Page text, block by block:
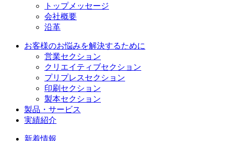
トップメッセージ
会社概要
沿革
お客様のお悩みを解決するために
営業セクション
クリエイティブセクション
プリプレスセクション
印刷セクション
製本セクション
製品・サービス
実績紹介
新着情報